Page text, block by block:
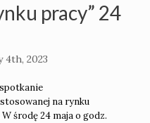
pracy” 24
4th, 2023
na rynku
środę 24 maja o godz.